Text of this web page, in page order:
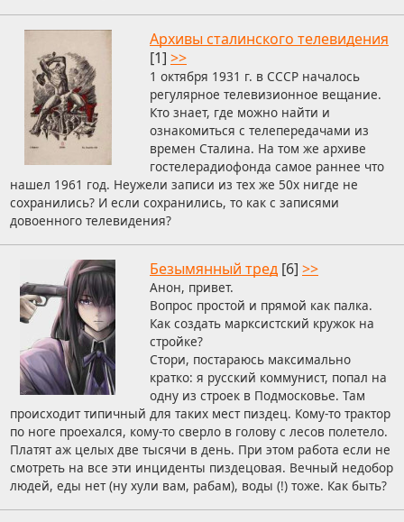
Архивы сталинского телевидения
[1] >>
1 октября 1931 г. в СССР началось
регулярное телевизионное вещание.
Кто знает, где можно найти и
ознакомиться с телепередачами из
времен Сталина. На том же архиве
гостелерадиофонда самое раннее что
нашел 1961 год. Неужели записи из тех же 50х нигде не
сохранились? И если сохранились, то как с записями
довоенного телевидения?
Безымянный тред [6] >>
Анон, привет.
Вопрос простой и прямой как палка.
Как создать марксистский кружок на
стройке?
Стори, постараюсь максимально
кратко: я русский коммунист, попал на
одну из строек в Подмосковье. Там
происходит типичный для таких мест пиздец. Кому-то трактор
по ноге проехался, кому-то сверло в голову с лесов полетело.
Платят аж целых две тысячи в день. При этом работа если не
смотреть на все эти инциденты пиздецовая. Вечный недобор
людей, еды нет (ну хули вам, рабам), воды (!) тоже. Как быть?